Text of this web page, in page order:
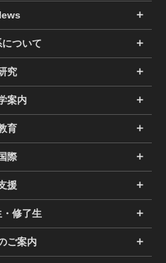
ついて
究
案内
育
際
援
修了生
ご案内